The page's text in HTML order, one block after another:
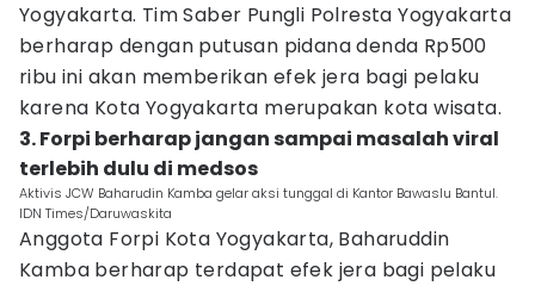
Yogyakarta. Tim Saber Pungli Polresta Yogyakarta
berharap dengan putusan pidana denda Rp500
ribu ini akan memberikan efek jera bagi pelaku
karena Kota Yogyakarta merupakan kota wisata.
3. Forpi berharap jangan sampai masalah viral
terlebih dulu di medsos
Aktivis JCW Baharudin Kamba gelar aksi tunggal di Kantor Bawaslu Bantul.
IDN Times/Daruwaskita
Anggota Forpi Kota Yogyakarta, Baharuddin
Kamba berharap terdapat efek jera bagi pelaku